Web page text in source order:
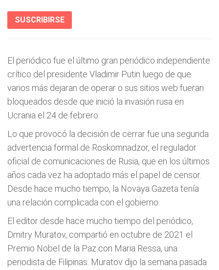
SUSCRIBIRSE
El periódico fue el último gran periódico independiente
crítico del presidente Vladimir Putin luego de que
varios más dejaran de operar o sus sitios web fueran
bloqueados desde que inició la invasión rusa en
Ucrania el 24 de febrero.
Lo que provocó la decisión de cerrar fue una segunda
advertencia formal de Roskomnadzor, el regulador
oficial de comunicaciones de Rusia, que en los últimos
años cada vez ha adoptado más el papel de censor.
Desde hace mucho tiempo, la Novaya Gazeta tenía
una relación complicada con el gobierno.
El editor desde hace mucho tiempo del periódico,
Dmitry Muratov, compartió en octubre de 2021 el
Premio Nobel de la Paz con Maria Ressa, una
periodista de Filipinas. Muratov dijo la semana pasada